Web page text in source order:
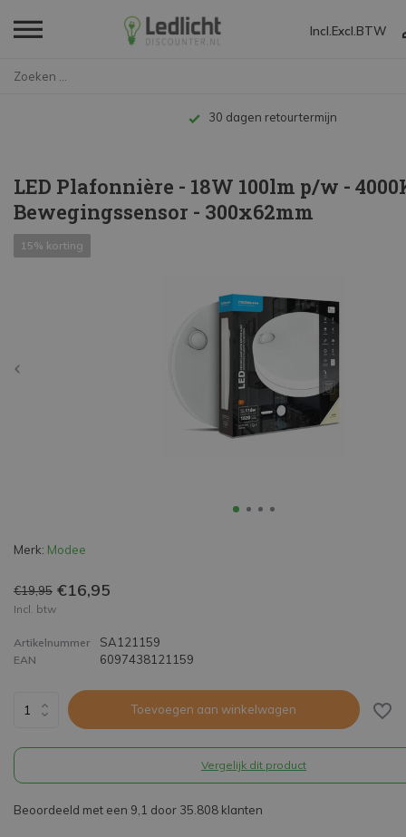
Incl. Excl. BTW
Tot 10 jaar garantie
LED Plafonnière - 18W 100lm p/w -
Bewegingssensor - 300x62mm
15% korting
Merk: Modee
€19,95 €16,95
Incl. btw
Artikelnummer SA121159
EAN 6097438121159
Toevoegen aan winkelwagen
Vergelijk dit product
Beoordeeld met een 9,1 door 35.808 klanten